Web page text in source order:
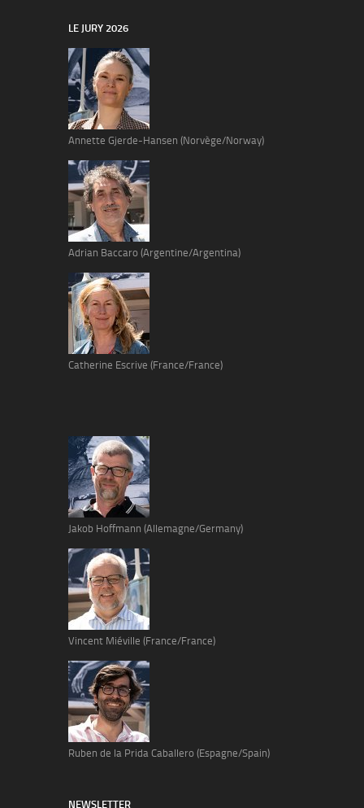
LE JURY 2026
Annette Gjerde-Hansen (Norvège/Norway)
Adrian Baccaro (Argentine/Argentina)
Catherine Escrive (France/France)
Jakob Hoffmann (Allemagne/Germany)
Vincent Miéville (France/France)
Ruben de la Prida Caballero (Espagne/Spain)
NEWSLETTER